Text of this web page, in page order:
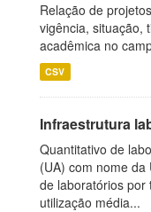
Relação de
vigência, situação,
acadêmica no
CSV
Infraestrutura
Quantitativo de
(UA) com nome
de laboratórios por
utilização média...